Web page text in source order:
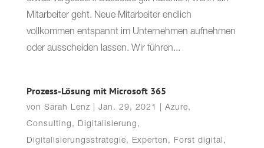
Mitarbeiter geht. Neue Mitarbeiter endlich
vollkommen entspannt im Unternehmen aufnehmen
oder ausscheiden lassen. Wir führen...
Prozess-Lösung mit Microsoft 365
von Sarah Lenz| Jan. 29, 2021 Azure,
Consulting , Digitalisierung ,
Digitalisierungsstrategie, Experten , Forst digital ,